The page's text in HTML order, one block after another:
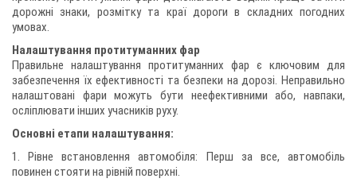
дорожні знаки, розмітку та краї дороги в складних погодних
умовах.
Налаштування протитуманних фар
Правильне налаштування протитуманних фар є ключовим для
забезпечення їх ефективності та безпеки на дорозі. Неправильно
налаштовані фари можуть бути неефективними або, навпаки,
осліплювати інших учасників руху.
Основні етапи налаштування:
1. Рівне встановлення автомобіля: Перш за все, автомобіль
повинен стояти на рівній поверхні.